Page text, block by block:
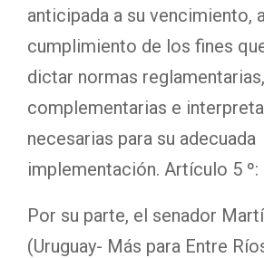
anticipada a su vencimiento,
cumplimiento de los fines
dictar normas reglamentarias,
complementarias e
necesarias para su adecuada
implementación. Artículo 5 º:
Por su parte, el senador
(Uruguay- Más para Entre